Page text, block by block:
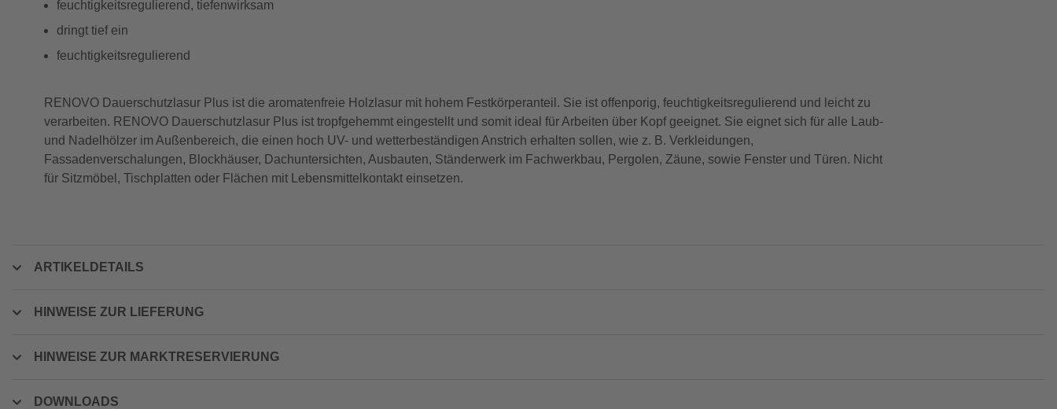
feuchtigkeitsregulierend, tiefenwirksam
dringt tief ein
feuchtigkeitsregulierend
RENOVO Dauerschutzlasur Plus ist die aromatenfreie Holzlasur mit hohem Festkörperanteil. Sie ist offenporig, feuchtigkeitsregulierend und leicht zu
verarbeiten. RENOVO Dauerschutzlasur Plus ist tropfgehemmt eingestellt und somit ideal für Arbeiten über Kopf geeignet. Sie eignet sich für alle Laub-
und Nadelhölzer im Außenbereich, die einen hoch UV- und wetterbeständigen Anstrich erhalten sollen, wie z. B. Verkleidungen,
Fassadenverschalungen, Blockhäuser, Dachuntersichten, Ausbauten, Ständerwerk im Fachwerkbau, Pergolen, Zäune, sowie Fenster und Türen. Nicht
für Sitzmöbel, Tischplatten oder Flächen mit Lebensmittelkontakt einsetzen.
ARTIKELDETAILS
HINWEISE ZUR LIEFERUNG
HINWEISE ZUR MARKTRESERVIERUNG
DOWNLOADS